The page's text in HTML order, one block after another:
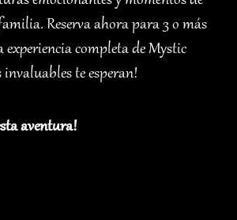
Reserva ahora para 3 o más
experiencia completa de Mystic
invaluables te esperan!
aventura!